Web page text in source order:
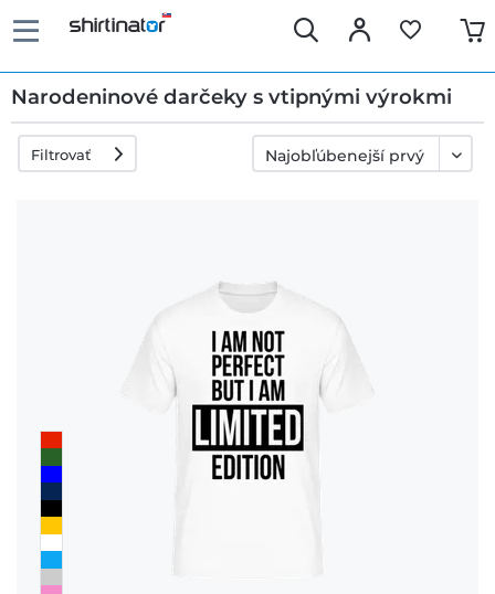
Narodeninové darčeky s vtipnými výrokmi
Politika
platby
Filtrovať